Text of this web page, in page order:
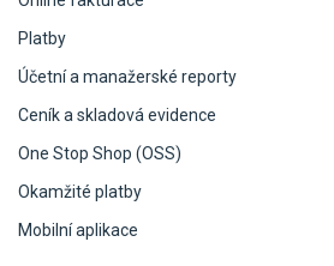
Platby
Účetní a manažerské reporty
Ceník a skladová evidence
One Stop Shop (OSS)
Okamžité platby
Mobilní aplikace